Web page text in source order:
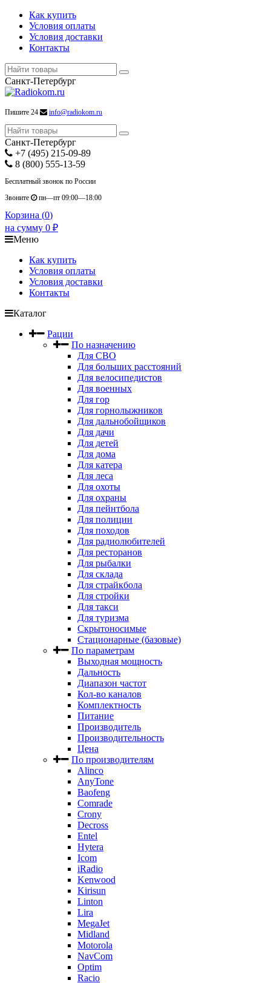
Как купить
Условия оплаты
Условия доставки
Контакты
Санкт-Петербург
Пишите 24 info@radiokom.ru
Санкт-Петербург
+7 (495) 215-09-89
8 (800) 555-13-59
Бесплатный звонок по России
Звоните
пн—пт 09:00—18:00
Корзина (0)
на сумму 0 ₽
Меню
Как купить
Условия оплаты
Условия доставки
Контакты
Каталог
Рации
По назначению
Для СВО
Для больших расстояний
Для велосипедистов
Для военных
Для гор
Для горнолыжников
Для дальнобойщиков
Для дачи
Для детей
Для дома
Для катера
Для леса
Для охоты
Для охраны
Для пейнтбола
Для полиции
Для походов
Для радиолюбителей
Для ресторанов
Для рыбалки
Для склада
Для страйкбола
Для стройки
Для такси
Для туризма
Скрытоносимые
Стационарные (базовые)
По параметрам
Выходная мощность
Дальность
Диапазон частот
Кол-во каналов
Комплектность
Питание
Производитель
Производительность
Цена
По производителям
Alinco
AnyTone
Baofeng
Comrade
Crony
Decross
Entel
Hytera
Icom
iRadio
Kenwood
Kirisun
Linton
Lira
MegaJet
Midland
Motorola
NavCom
Optim
Racio